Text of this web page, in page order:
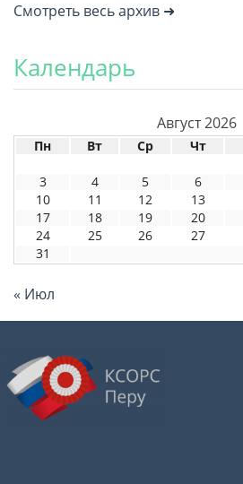
Смотреть весь архив ➜
Календарь
Август 2026
Пн Вт Ср Чт
3
4 5 6
10
11 12 13
17
18 19 20
24
25 26 27
31
« Июл